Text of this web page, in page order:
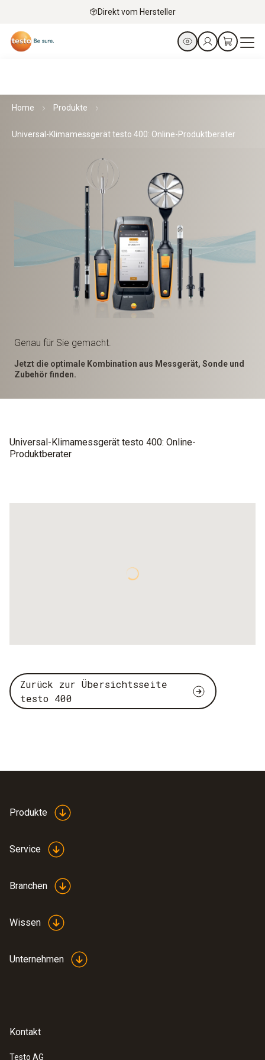
Direkt vom Hersteller
Home Produkte
Universal-Klimamessgerät testo 400: Online-Produktberater
Genau für Sie gemacht.
Jetzt die optimale Kombination aus Messgerät, Sonde und
Zubehör finden.
Universal-Klimamessgerät testo 400: Online-
Produktberater
Zurück zur Übersichtsseite
testo 400
Produkte
Service
Branchen
Wissen
Unternehmen
Kontakt
Testo AG